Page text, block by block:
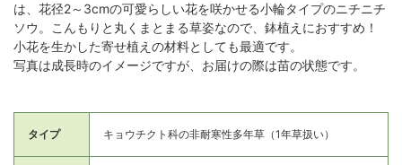
は、花径2～3cmの可愛らしい花を咲かせる小輪タイプのニチニチ
ソウ。こんもりと丸くまとまる草姿なので、鉢植えにおすすめ！
小花を生かした寄せ植えの材料としても最適です。
写真は成長時のイメージですが、お届けの際は苗の状態です。
タイプ キョウチクト科の非耐寒性多年草（1年草扱い）